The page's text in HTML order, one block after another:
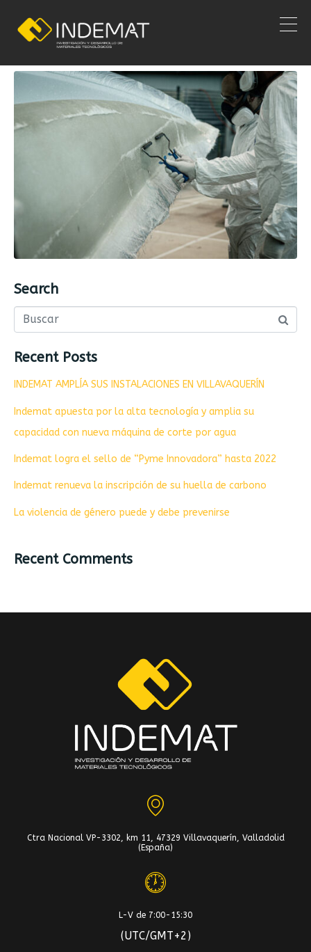
Inicio
Search
Recent Posts
INDEMAT AMPLÍA SUS INSTALACIONES EN VILLAVAQUERÍN
Indemat apuesta por la alta tecnología y amplia su
capacidad con nueva máquina de corte por agua
Indemat logra el sello de “Pyme Innovadora” hasta 2022
Indemat renueva la inscripción de su huella de carbono
La violencia de género puede y debe prevenirse
Recent Comments
Ctra Nacional VP-3302, km 11, 47329 Villavaquerín, Valladolid
(España)
L-V de 7:00-15:30
(UTC/GMT+2)